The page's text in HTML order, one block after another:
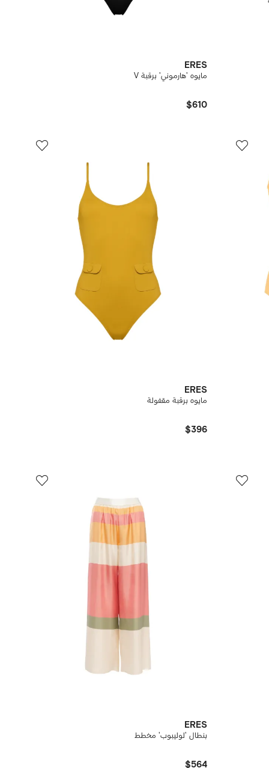
ERES
مايوه 'هارموني' برقبة V
$610
ERES
مايوه برقبة مقفولة
$396
ERES
بنطال 'لوليبوب' مخطط
$564